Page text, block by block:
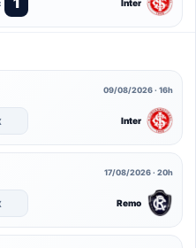
Inter
09/08/2026 · 16h
Inter
17/08/2026 · 20h
Remo